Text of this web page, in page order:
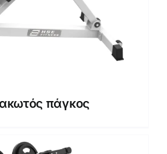
πάγκος